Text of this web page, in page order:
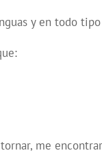
y en todo
me